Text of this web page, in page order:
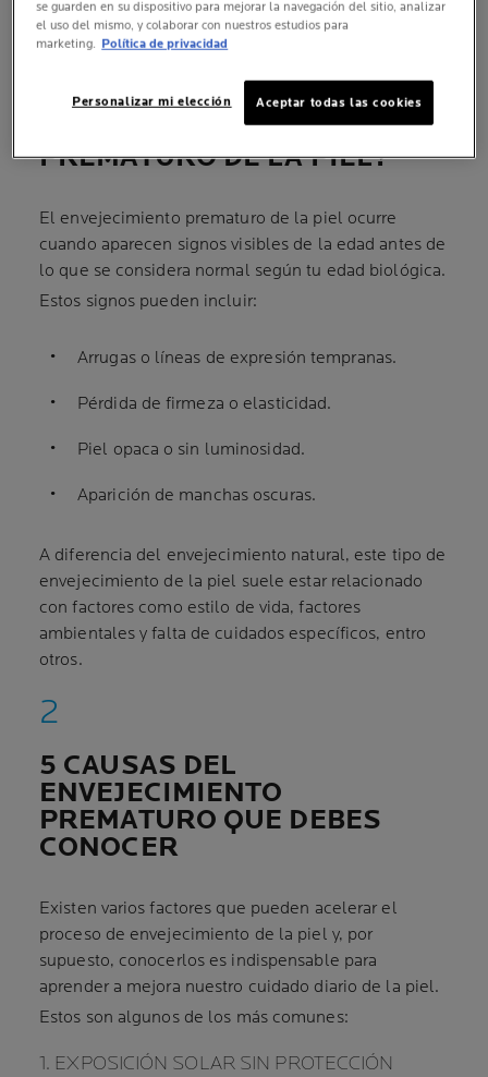
¿QUÉ ES EL ENVEJECIMIENTO
PREMATURO DE LA PIEL?
El envejecimiento prematuro de la piel ocurre
cuando aparecen signos visibles de la edad antes de
lo que se considera normal según tu edad biológica.
Estos signos pueden incluir:
Arrugas o líneas de expresión tempranas.
Pérdida de firmeza o elasticidad.
Piel opaca o sin luminosidad.
Aparición de manchas oscuras.
A diferencia del envejecimiento natural, este tipo de
envejecimiento de la piel suele estar relacionado
con factores como estilo de vida, factores
ambientales y falta de cuidados específicos, entro
otros.
5 CAUSAS DEL
ENVEJECIMIENTO
PREMATURO QUE DEBES
CONOCER
Existen varios factores que pueden acelerar el
proceso de envejecimiento de la piel y, por
supuesto, conocerlos es indispensable para
aprender a mejora nuestro cuidado diario de la piel.
Estos son algunos de los más comunes:
1. EXPOSICIÓN SOLAR SIN PROTECCIÓN
se guarden en su dispositivo para mejorar la navegación del sitio, analizar
el uso del mismo, y colaborar con nuestros estudios para
marketing. Política de privacidad
Aceptar todas las cookies
Personalizar mi elección